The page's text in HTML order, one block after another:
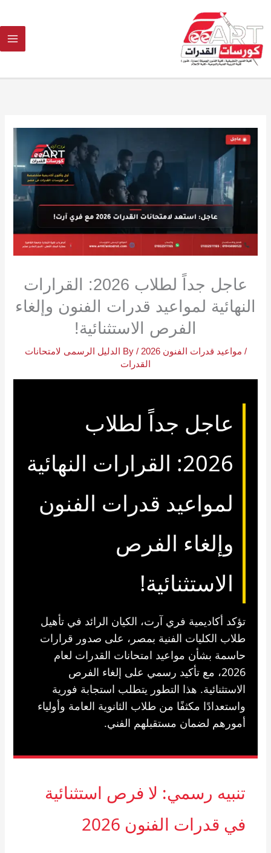
content
عاجل جداً لطلاب 2026: القرارات
النهائية لمواعيد قدرات الفنون وإلغاء
الفرص الاستثنائية!
/ مواعيد قدرات الفنون 2026 / By
الدليل الرسمى لامتحانات
القدرات
عاجل جداً لطلاب
2026: القرارات النهائية
لمواعيد قدرات الفنون
وإلغاء الفرص
الاستثنائية!
تؤكد أكاديمية فري آرت، الكيان الرائد في تأهيل
طلاب الكليات الفنية بمصر، على صدور قرارات
حاسمة بشأن مواعيد امتحانات القدرات لعام
2026، مع تأكيد رسمي على إلغاء الفرص
الاستثنائية. هذا التطور يتطلب استجابة فورية
واستعدادًا مكثفًا من طلاب الثانوية العامة وأولياء
أمورهم لضمان مستقبلهم الفني.
تنبيه رسمي: لا فرص استثنائية
في قدرات الفنون 2026